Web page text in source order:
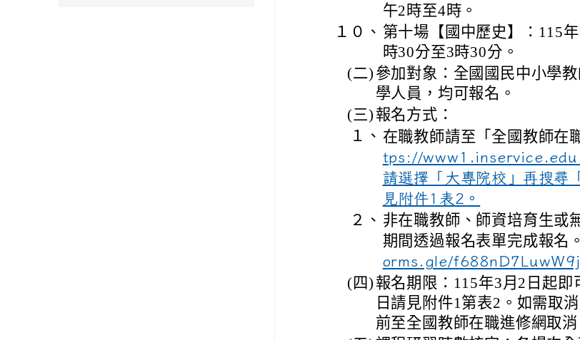
午2時至4時。
１０、 第十場【國中歷史】：115
時30分至3時30分。
(二) 參加對象：全國國民中小學
學人員，均可報名。
(三) 報名方式：
１、 在職教師請至「全國教師在
tps://
請選擇「大專院校」再搜尋
見附件1表2。
２、 非在職教師、師資培育生或
期間透過報名表單完成報名
orms.gle/
(四) 報名期限：115年3月2日起
日請見附件1第表2。如需取
前至全國教師在職進修網取消